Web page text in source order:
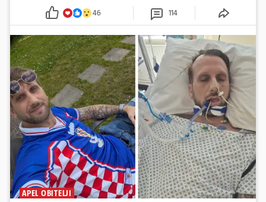
46 114
APEL OBITELJI